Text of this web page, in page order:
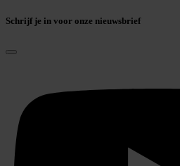
Schrijf je in voor onze nieuwsbrief